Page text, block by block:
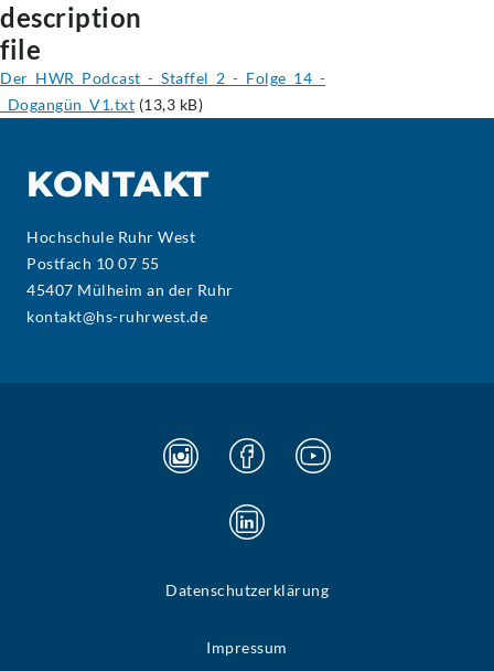
description
file
Der_HWR_Podcast_-_Staffel_2_-_Folge_14_-
_Dogangün_V1.txt (13,3 kB)
KONTAKT
Hochschule Ruhr West
Postfach 10 07 55
45407 Mülheim an der Ruhr
kontakt@hs-ruhrwest.de
Datenschutzerklärung
Impressum